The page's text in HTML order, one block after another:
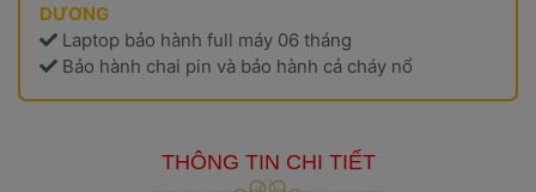
DƯƠNG
Laptop bảo hành full máy 06 tháng
Bảo hành chai pin và bảo hành cả cháy nổ
THÔNG TIN CHI TIẾT